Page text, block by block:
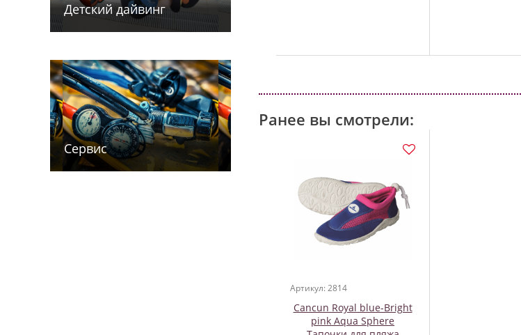
Детский дайв­­инг
Сервис
Ранее вы смотрели:
Артикул: 2814
Cancun Royal blue-Bright
pink Aqua Sphere